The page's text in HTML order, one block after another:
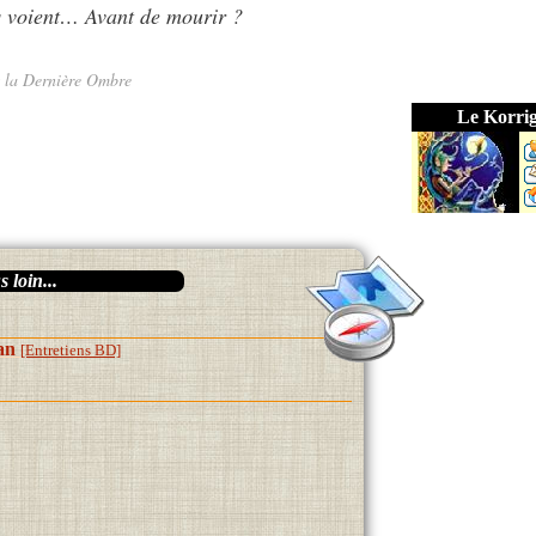
voient… Avant de mourir ?
Dernière Ombre
Le
loin...
[Entretiens BD]